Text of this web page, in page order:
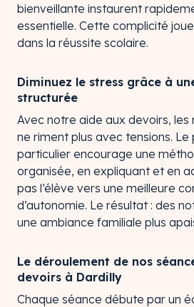
bienveillante instaurent
essentielle. Cette complicité
dans la réussite scolaire.
Diminuez le stress grâce à
structurée
Avec notre aide aux devoirs,
ne riment plus avec tensions.
particulier encourage une
organisée, en expliquant et en
pas l’élève vers une meilleure
d’autonomie. Le résultat : des
une ambiance familiale plus
Le déroulement de nos
devoirs à Dardilly
Chaque séance débute par un